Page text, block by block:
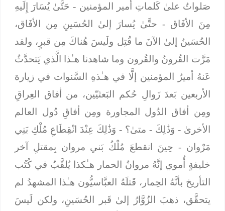
صَلواتٌ علىٰ كَلماتِ أمير المؤمنين -حَتَّىٰ يُسَارَ إِلَيهِ
مِنَ الأفَاق- حتَّىٰ يُسارَ إلىٰ الحُسَينِ مِن الأفَاق،
الحُسَينُ إلىٰ الآنَ ما قُتِل ولَيسَ هُناكَ مِن قبرٍ، ولقد
مَرَّت القُرونُ والقُرون وما شاهدنا هـٰذا الَّذي يَتحدَّثُ
عَنهُ أميرُ المؤمنين إلَّا في هـٰذهِ السَّنوات في زيارة
الأربعين بَعدَ زَوالِ حُكم البَعثيّين، من أفاق العِراقِ
ومِن أفاق الدُول المجاورة ومِن أفاقِ دُول العالم
الأخرىٰ -وَذَٰلِكَ- متىٰ؟ -وَذَٰلِكَ عِنْدَ انْقِطَاعِ مُلْكِ بَنِي
مَرْوان- حِينَ انقطعَ مُلْكُ بَني مروان بِمقتلِ آخر
خليفةٍ أُموي إنَّهُ مروانُ الحمار هـٰكذا يُلقَّبُ في كُتُب
التأريخ بأنَّهُ الحِمار، قَتلَهُ العبَّاسيُّون هـٰذا المشهدُ لم
يتحقَّق، ذهبَ الزُوَّارُ إلىٰ قَبر الحُسَينِ، ولكن لَيسَ